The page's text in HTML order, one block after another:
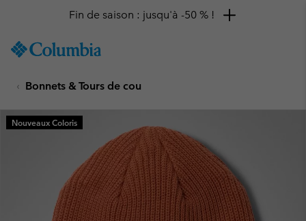
TO
SKIP
MAIN
NAV
SEARCH
Fin de saison : jusqu'à -50 % !
Bonnets & Tours de cou
Nouveaux Coloris